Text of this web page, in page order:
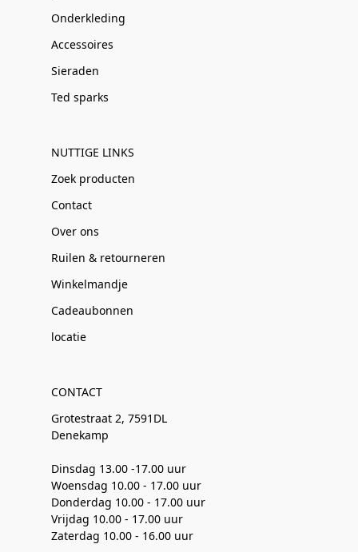
Onderkleding
Accessoires
Sieraden
Ted sparks
NUTTIGE LINKS
Zoek producten
Contact
Over ons
Ruilen & retourneren
Winkelmandje
Cadeaubonnen
locatie
CONTACT
Grotestraat 2, 7591DL
Denekamp
Dinsdag 13.00 -17.00 uur
Woensdag 10.00 - 17.00 uur
Donderdag 10.00 - 17.00 uur
Vrijdag 10.00 - 17.00 uur
Zaterdag 10.00 - 16.00 uur